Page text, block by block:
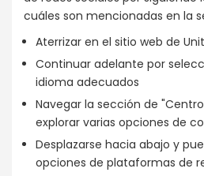
cuáles son mencionadas en la
Aterrizar en el sitio web de
Continuar adelante por
idioma adecuados
Navegar la sección de
explorar varias opciones de
Desplazarse hacia abajo y
opciones de plataformas de